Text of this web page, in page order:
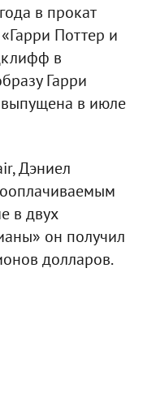
в прокат
Поттер и
в
Гарри
выпущена в июле
Дэниел
в двух
он получил
долларов.